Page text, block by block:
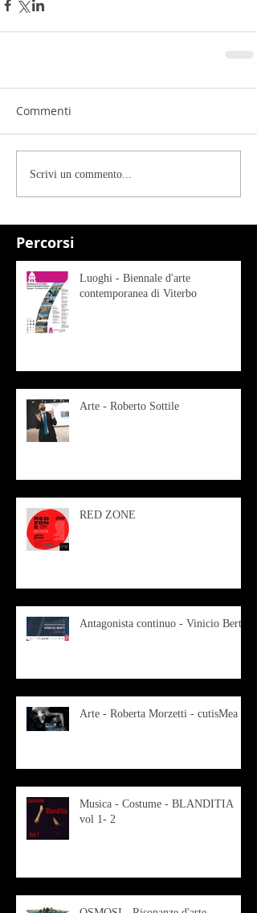
Percorsi
Commenti
Scrivi un commento...
Luoghi - Biennale d'arte
contemporanea di Viterbo
Arte - Roberto Sottile
RED ZONE
Antagonista continuo - Vinicio Berti
Arte - Roberta Morzetti - cutisMea
Musica - Costume - BLANDITIA
vol 1- 2